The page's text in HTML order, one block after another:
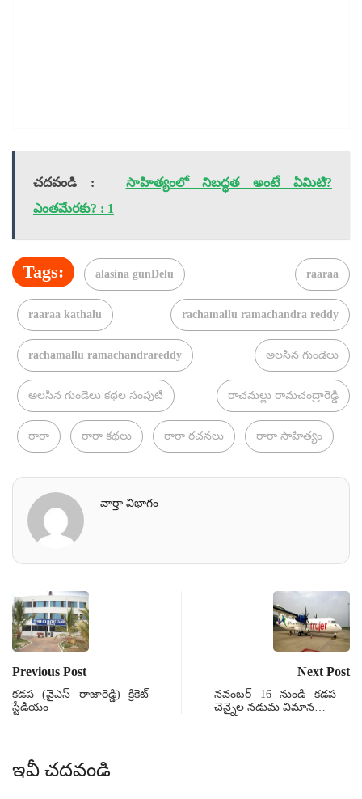
చదవండి :
సాహిత్యంలో నిబద్ధత అంటే ఏమిటి?
ఎంతమేరకు? : 1
Tags: alasina gunDelu raaraa
raaraa kathalu rachamallu ramachandra reddy
rachamallu ramachandrareddy అలసిన గుండెలు
అలసిన గుండెలు కథల సంపుటి రాచమల్లు రామచంద్రారెడ్డి
రారా రారా కథలు రారా రచనలు రారా సాహిత్యం
వార్తా విభాగం
Previous Post
కడప (వైఎస్ రాజారెడ్డి) క్రికెట్
స్టేడియం
Next Post
నవంబర్ 16 నుండి కడప –
చెన్నైల నడుమ విమాన…
ఇవీ చదవండి